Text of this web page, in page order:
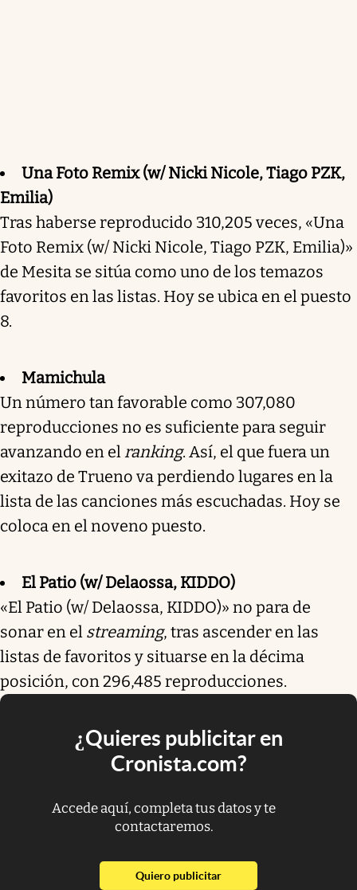
Una Foto Remix (w/ Nicki Nicole, Tiago PZK,
Emilia)
Tras haberse reproducido 310,205 veces, «Una
Foto Remix (w/ Nicki Nicole, Tiago PZK, Emilia)»
de Mesita se sitúa como uno de los temazos
favoritos en las listas. Hoy se ubica en el puesto
8.
Mamichula
Un número tan favorable como 307,080
reproducciones no es suficiente para seguir
avanzando en elranking. Así, el que fuera un
exitazo de Trueno va perdiendo lugares en la
lista de las canciones más escuchadas. Hoy se
coloca en el noveno puesto.
El Patio (w/ Delaossa, KIDDO)
«El Patio (w/ Delaossa, KIDDO)» no para de
sonar en el streaming, tras ascender en las
listas de favoritos y situarse en la décima
posición, con 296,485 reproducciones.
¿Quieres publicitar en
Cronista.com?
Accede aquí, completa tus datos y te
contactaremos.
Quiero publicitarabre en nueva pestaña